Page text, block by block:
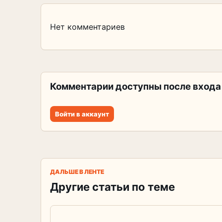
Нет комментариев
Комментарии доступны после входа
Войти в аккаунт
ДАЛЬШЕ В ЛЕНТЕ
Другие статьи по теме